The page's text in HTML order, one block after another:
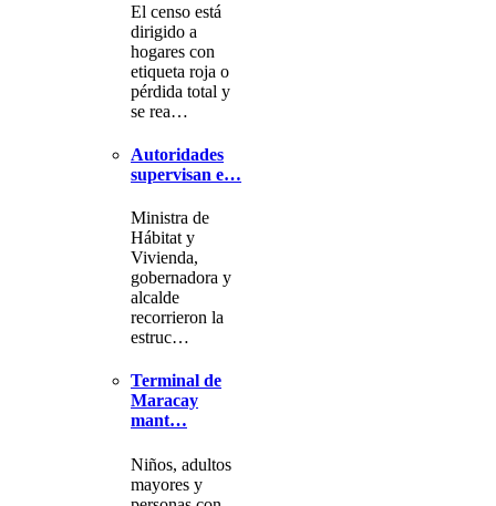
El censo está
dirigido a
hogares con
etiqueta roja o
pérdida total y
se rea…
Autoridades
supervisan e…
Ministra de
Hábitat y
Vivienda,
gobernadora y
alcalde
recorrieron la
estruc…
Terminal de
Maracay
mant…
Niños, adultos
mayores y